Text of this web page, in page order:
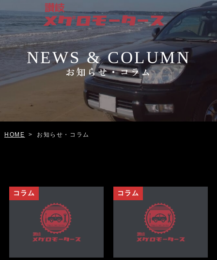
NEWS & COLUMN
お知らせ・コラム
HOME > お知らせ・コラム
コラム コラム